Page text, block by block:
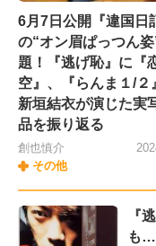
6月7日公開『違国日
の“オン眉ぱっつん
題！『逃げ恥』に『
空』、『らんま１/
新垣結衣が演じた実
品を振り返る
創也慎介
その他
『
も…